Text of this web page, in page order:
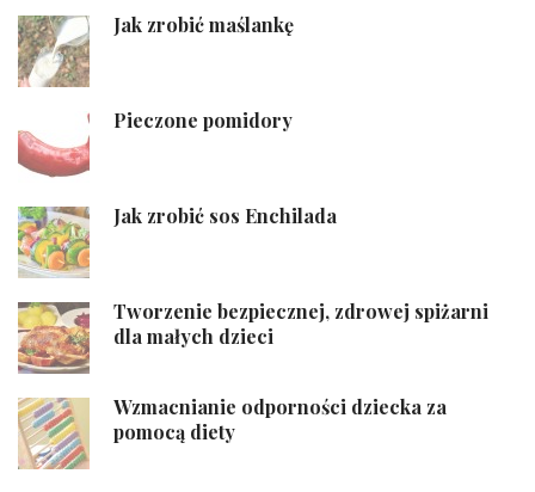
Jak zrobić maślankę
Pieczone pomidory
Jak zrobić sos Enchilada
Tworzenie bezpiecznej, zdrowej spiżarni
dla małych dzieci
Wzmacnianie odporności dziecka za
pomocą diety